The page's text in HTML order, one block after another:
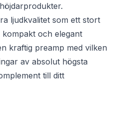
ljudkvalitet som ett stort
och elegant
kraftig preamp med vilken
av absolut högsta
till ditt